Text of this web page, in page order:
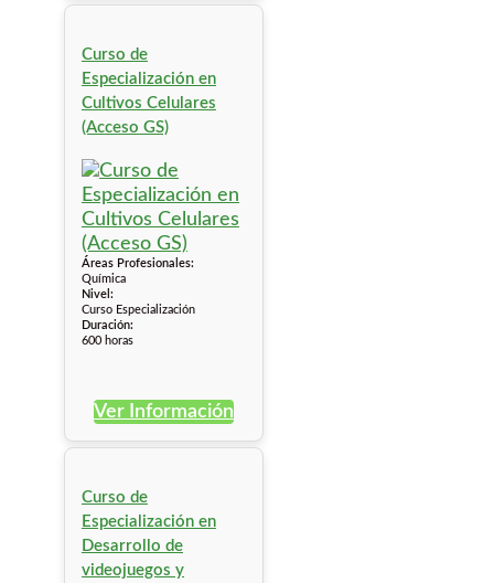
Curso de
Especialización en
Cultivos Celulares
(Acceso GS)
Áreas Profesionales:
Química
Nivel:
Curso Especialización
Duración:
600 horas
Ver Información
Curso de
Especialización en
Desarrollo de
videojuegos y